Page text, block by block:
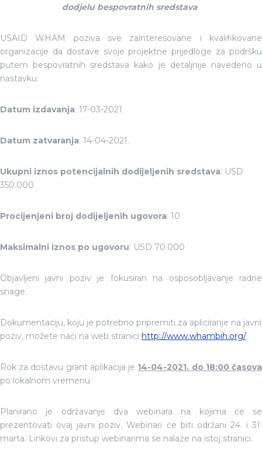
dodjelu bespovratnih sredstava
USAID WHAM poziva sve zainteresovane i kvalifikovane
organizacije da dostave svoje projektne prijedloge za podršku
putem bespovratnih sredstava kako je detaljnije navedeno u
nastavku:
Datum izdavanja: 17-03-2021.
Datum zatvaranja: 14-04-2021.
Ukupni iznos potencijalnih dodijeljenih sredstava: USD
350.000
Procijenjeni broj dodijeljenih ugovora: 10
Maksimalni iznos po ugovoru: USD 70.000
Objavljeni javni poziv je fokusiran na osposobljavanje radne
snage.
Dokumentaciju, koju je potrebno pripremiti za apliciranje na javni
poziv, možete naći na web stranici http://www.whambih.org/.
Rok za dostavu grant aplikacija je 14-04-2021. do 18:00 časova
po lokalnom vremenu.
Planirano je održavanje dva webinara na kojima će se
prezentovati ovaj javni poziv. Webinari će biti održani 24. i 31.
marta. Linkovi za pristup webinarima se nalaze na istoj stranici.